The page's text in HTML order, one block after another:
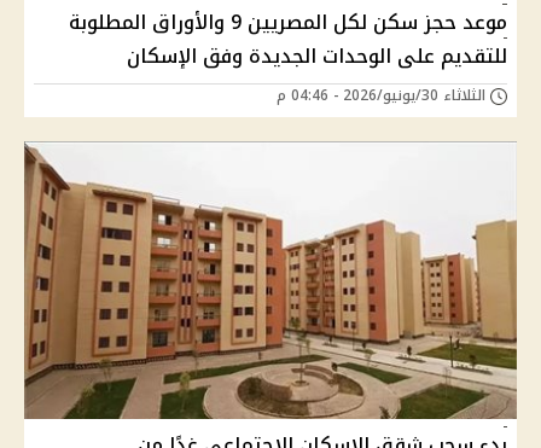
موعد حجز سكن لكل المصريين 9 والأوراق المطلوبة
للتقديم على الوحدات الجديدة وفق الإسكان
الثلاثاء 30/يونيو/2026 - 04:46 م